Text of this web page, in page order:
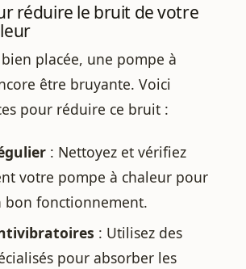
réduire le bruit de votre
placée, une pompe à
être bruyante. Voici
pour réduire ce bruit :
: Nettoyez et vérifiez
votre pompe à chaleur pour
bon fonctionnement.
: Utilisez des
pour absorber les